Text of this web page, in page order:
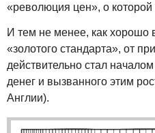
«революция цен», о
И тем не менее, как хорошо
«золотого стандарта», от
действительно стал
денег и вызванного этим
Англии).